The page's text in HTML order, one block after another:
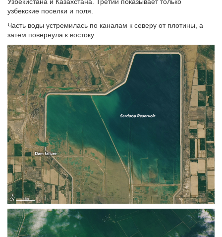
Узбекистана и Казахстана. Третий показывает только
узбекские поселки и поля.
Часть воды устремилась по каналам к северу от плотины, а
затем повернула к востоку.